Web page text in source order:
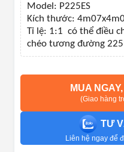
Model: P225ES
Kích thước:
Tỉ lệ: 1:1 có thể điều
chéo tương đường
MUA
(Giao hàng
TƯ
Liên hệ ngay để